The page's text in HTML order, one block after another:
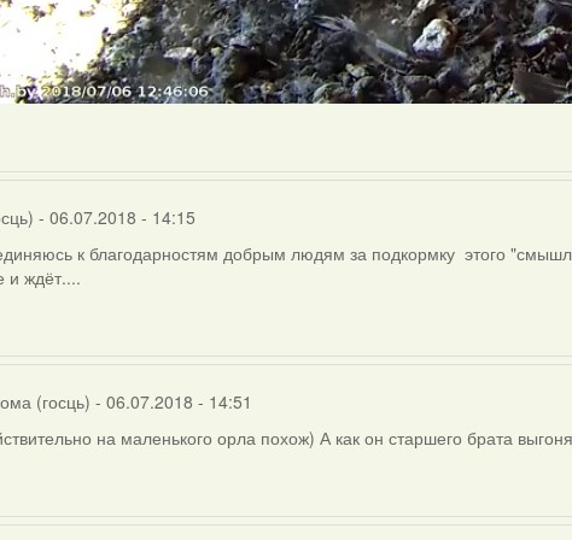
- 06.07.2018 - 14:15
к благодарностям добрым людям за подкормку этого
и ждёт....
(госць) - 06.07.2018 - 14:51
на маленького орла похож) А как он старшего брата